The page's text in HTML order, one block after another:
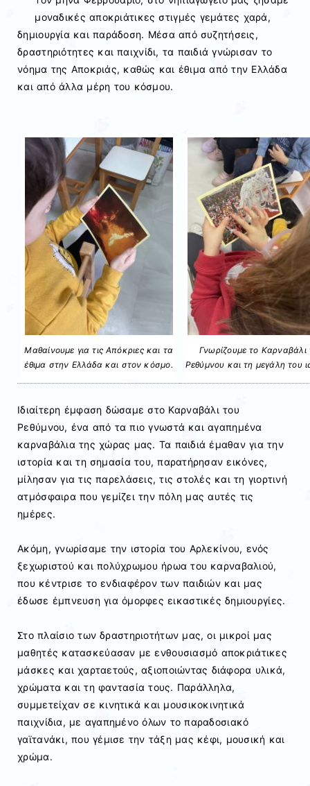
μοναδικές αποκριάτικες στιγμές γεμάτες χαρά,
δημιουργία και παράδοση. Μέσα από συζητήσεις,
δραστηριότητες και παιχνίδι, τα παιδιά γνώρισαν το
νόημα της Αποκριάς, καθώς και έθιμα από την Ελλάδα
και από άλλα μέρη του κόσμου.
Μαθαίνουμε για τις Απόκριες και τα
έθιμα στην Ελλάδα και στον κόσμο.
Γνωρίζουμε το Καρναβάλι
Ρεθύμνου και τη μεγάλη του
Ιδιαίτερη έμφαση δώσαμε στο Καρναβάλι του
Ρεθύμνου, ένα από τα πιο γνωστά και αγαπημένα
καρναβάλια της χώρας μας. Τα παιδιά έμαθαν για την
ιστορία και τη σημασία του, παρατήρησαν εικόνες,
μίλησαν για τις παρελάσεις, τις στολές και τη γιορτινή
ατμόσφαιρα που γεμίζει την πόλη μας αυτές τις
ημέρες.
Ακόμη, γνωρίσαμε την ιστορία του Αρλεκίνου, ενός
ξεχωριστού και πολύχρωμου ήρωα του καρναβαλιού,
που κέντρισε το ενδιαφέρον των παιδιών και μας
έδωσε έμπνευση για όμορφες εικαστικές δημιουργίες.
Στο πλαίσιο των δραστηριοτήτων μας, οι μικροί μας
μαθητές κατασκεύασαν με ενθουσιασμό αποκριάτικες
μάσκες και χαρταετούς, αξιοποιώντας διάφορα υλικά,
χρώματα και τη φαντασία τους. Παράλληλα,
συμμετείχαν σε κινητικά και μουσικοκινητικά
παιχνίδια, με αγαπημένο όλων το παραδοσιακό
γαϊτανάκι, που γέμισε την τάξη μας κέφι, μουσική και
χρώμα.